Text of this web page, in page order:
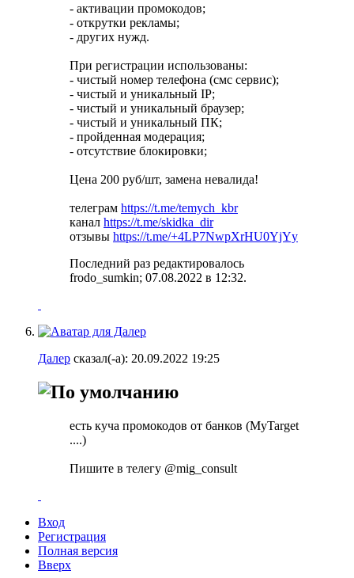
- активации промокодов;
- открутки рекламы;
- других нужд.
При регистрации использованы:
- чистый номер телефона (смс сервис);
- чистый и уникальный IP;
- чистый и уникальный браузер;
- чистый и уникальный ПК;
- пройденная модерация;
- отсутствие блокировки;
Цена 200 руб/шт, замена невалида!
телеграм https://t.me/temych_kbr
канал https://t.me/skidka_dir
отзывы https://t.me/+4LP7NwpXrHU0YjYy
Последний раз редактировалось
frodo_sumkin; 07.08.2022 в 12:32.
Далер сказал(-а): 20.09.2022 19:25
есть куча промокодов от банков (MyTarget
....)
Пишите в телегу @mig_consult
Вход
Регистрация
Полная версия
Вверх